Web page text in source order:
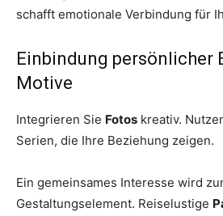
schafft emotionale Verbindung für
Einbindung persönlicher
Motive
Integrieren Sie Fotos kreativ.
Serien, die Ihre Beziehung zeigen.
Ein gemeinsames Interesse wird
Gestaltungselement. Reiselustige